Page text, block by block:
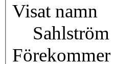
Visat namn
Förekommer